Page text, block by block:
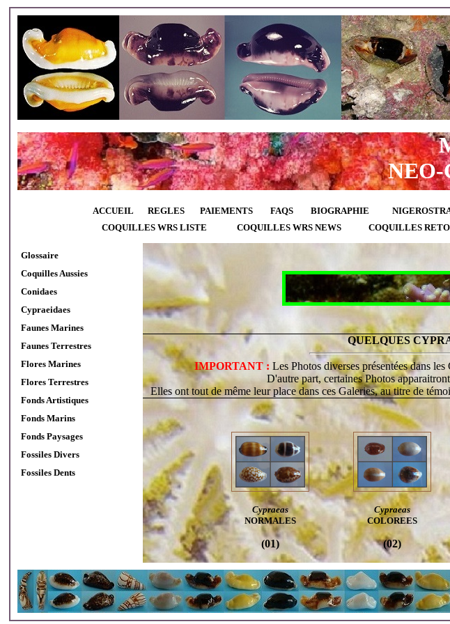
NEO-
ACCUEIL REGLES PAIEMENTS FAQS BIOGRAPHIE
COQUILLES WRS LISTE
COQUILLES WRS NEWS COQUILLES
Glossaire
Coquilles Aussies
Conidaes
Cypraeidaes
Faunes Marines
Faunes Terrestres
Flores Marines
Flores Terrestres
Fonds Artistiques
Fonds Marins
Fonds Paysages
Fossiles Divers
Fossiles Dents
QUELQUES
IMPORTANT : Les Photos diverses présentées dans
D'autre part, certaines Photos
Elles ont tout de même leur place dans ces Galeries, au titre de
Cypraeas
NORMALES
Cypraeas
COLOREES
(01) (02)